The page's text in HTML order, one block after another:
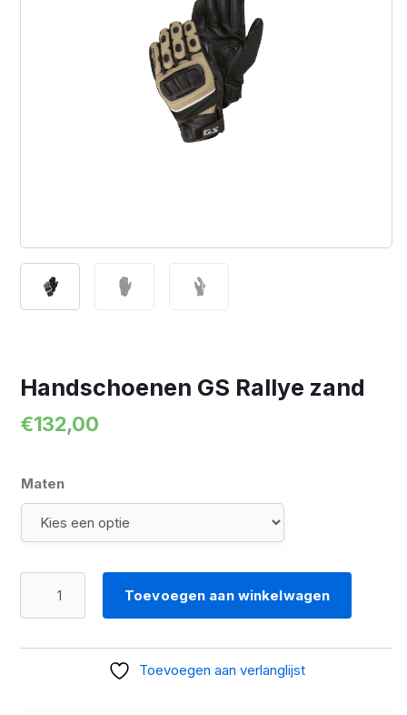
Handschoenen GS Rallye zand
€132,00
Maten
Toevoegen aan winkelwagen
Toevoegen aan verlanglijst